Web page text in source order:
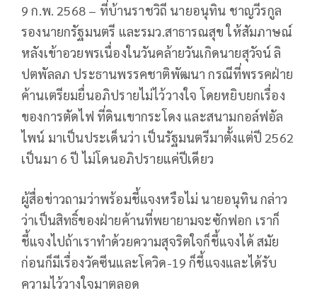
9 ก.พ. 2568 – ที่บ้านราชวิถี นายอนุทิน ชาญวีรกูล
รองนายกรัฐมนตรี และรมว.สาธารณสุข ให้สัมภาษณ์
หลังเข้าอวยพรเนื่องในวันคล้ายวันเกิดนายสุวัจน์ ลิ
ปตพัลลภ ประธานพรรคชาติพัฒนา กรณีที่พรรคฝ่าย
ค้านเตรียมยื่นอภิปรายไม่ไว้วางใจ โดยหยิบยกเรื่อง
ของการตัดไฟ ที่ดินเขากระโดง และสนามกอล์ฟอัล
ไพน์ มาเป็นประเด็นว่า เป็นรัฐมนตรีมาตั้งแต่ปี 2562
เป็นมา 6 ปี ไม่โดนอภิปรายแค่ปีเดียว
ผู้สื่อข่าวถามว่าพร้อมชี้แจงหรือไม่ นายอนุทิน กล่าว
ว่าเป็นสิทธิ์ของฝ่ายค้านที่พยายามจะซักฟอก เราก็
ชี้แจงไปถ้าเราทำด้วยความสุจริตใจก็ชี้แจงได้ สมัย
ก่อนก็มีเรื่องวัคซีนและโควิด-19 ก็ชี้แจงและได้รับ
ความไว้วางใจมาตลอด